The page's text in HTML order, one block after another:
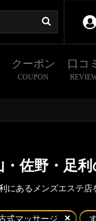
クーポン
COUPON
口コミ
佐野・足
あるメンズエステ店
式マッサージ